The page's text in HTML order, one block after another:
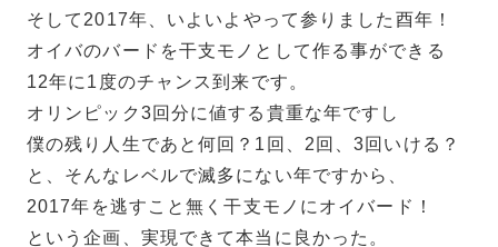
そして2017年、いよいよやって参りました酉年！
オイバのバードを干支モノとして作る事ができる
12年に1度のチャンス到来です。
オリンピック3回分に値する貴重な年ですし
僕の残り人生であと何回？1回、2回、3回いける？
と、そんなレベルで滅多にない年ですから、
2017年を逃すこと無く干支モノにオイバード！
という企画、実現できて本当に良かった。